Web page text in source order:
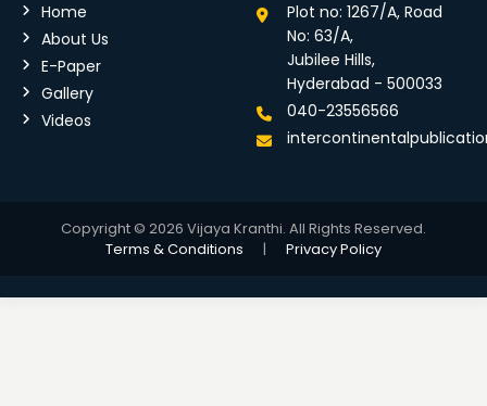
Home
About Us
E-Paper
Gallery
Videos
Plot no: 1267/A, Road
No: 63/A,
Jubilee Hills,
Hyderabad - 500033
040-23556566
Copyright © 2026 Vijaya Kranthi. All Rights Reserved.
Terms & Conditions
| Privacy Policy